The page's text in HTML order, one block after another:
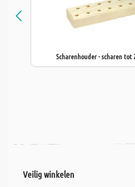
Scharenhouder - scharen tot
Veilig winkelen